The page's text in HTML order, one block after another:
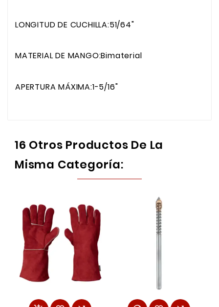
LONGITUD DE CUCHILLA:51/64"
MATERIAL DE MANGO:Bimaterial
APERTURA MÁXIMA:1-5/16"
16 Otros Productos De La
Misma Categoría: